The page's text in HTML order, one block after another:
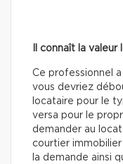
Il connaît la valeur
Ce professionnel
vous devriez
locataire pour le
versa pour le
demander au
courtier
la demande ainsi